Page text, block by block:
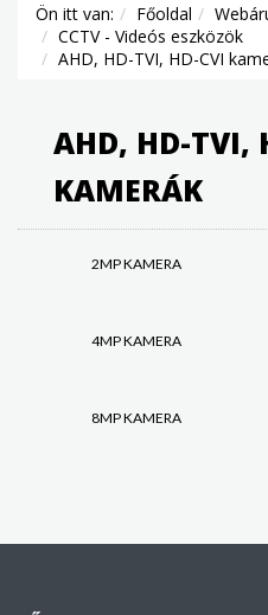
Ön itt van: Főoldal
CCTV - Videós eszközök
AHD, HD-TVI, HD-CVI
AHD, HD-TVI,
KAMERÁK
2MP KAMERA
4MP KAMERA
8MP KAMERA